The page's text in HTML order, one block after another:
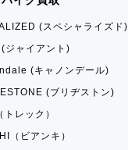
(スペシャライズド)
ジャイアント)
(キャノンデール)
(ブリヂストン)
レック）
（ビアンキ）